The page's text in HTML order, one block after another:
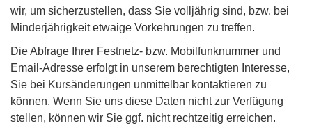
wir, um sicherzustellen, dass Sie volljährig sind, bzw. bei
Minderjährigkeit etwaige Vorkehrungen zu treffen.
Die Abfrage Ihrer Festnetz- bzw. Mobilfunknummer und
Email-Adresse erfolgt in unserem berechtigten Interesse,
Sie bei Kursänderungen unmittelbar kontaktieren zu
können. Wenn Sie uns diese Daten nicht zur Verfügung
stellen, können wir Sie ggf. nicht rechtzeitig erreichen.